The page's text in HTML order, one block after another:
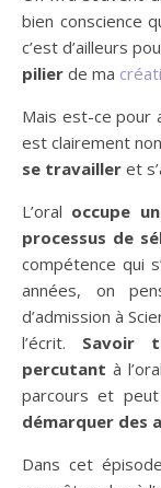
bien conscience
c’est d’ailleurs
pilier de ma
Mais est-ce pour
est clairement
se travailler et
L’oral occupe
processus de
compétence qui
années, on
d’admission à
l’écrit. Savoir
percutant à
parcours et
démarquer des
Dans cet